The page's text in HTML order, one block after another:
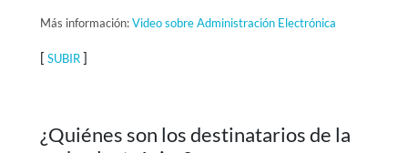
Más información:Video sobre Administración Electrónica
[ SUBIR]
¿Quiénes son los destinatarios de la